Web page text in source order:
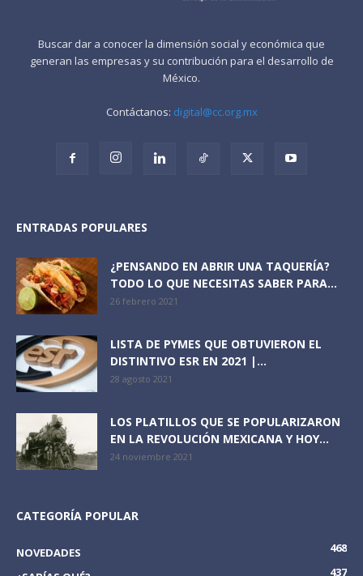
Buscar dar a conocer la dimensión social y económica que
generan las empresas y su contribución para el desarrollo de
México.
Contáctanos: digital@cc.org.mx
ENTRADAS POPULARES
¿PENSANDO EN ABRIR UNA TAQUERÍA?
TODO LO QUE NECESITAS SABER PARA...
26 febrero 2021
LISTA DE PYMES QUE OBTUVIERON EL
DISTINTIVO ESR EN 2021 |...
28 agosto 2021
LOS PLATILLOS QUE SE POPULARIZARON
EN LA REVOLUCIÓN MEXICANA Y HOY...
24 noviembre 2021
CATEGORÍA POPULAR
NOVEDADES
468
437